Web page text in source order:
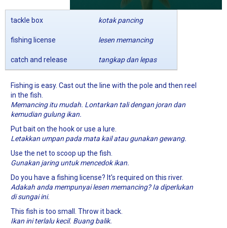
tackle box kotak pancing
fishing license lesen memancing
catch and release tangkap dan lepas
Fishing is easy. Cast out the line with the pole and then reel
in the fish.
Memancing itu mudah. Lontarkan tali dengan joran dan
kemudian gulung ikan.
Put bait on the hook or use a lure.
Letakkan umpan pada mata kail atau gunakan gewang.
Use the net to scoop up the fish.
Gunakan jaring untuk mencedok ikan.
Do you have a fishing license? It's required on this river.
Adakah anda mempunyai lesen memancing? Ia diperlukan
di sungai ini.
This fish is too small. Throw it back.
Ikan ini terlalu kecil. Buang balik.